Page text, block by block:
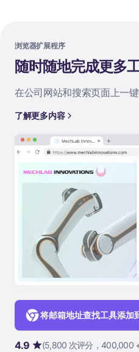
浏览器扩展程序
随时随地完成更多
在公司网站和搜索页面上一键
了解更多内容
将邮箱地址查找工具添加
4.9 (5,800 次评分，400,000